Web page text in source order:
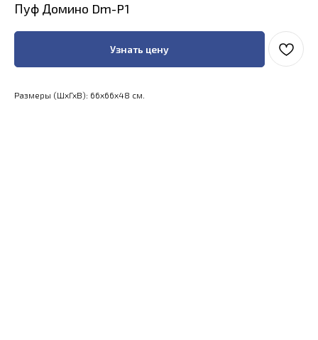
Пуф Домино Dm-P1
Узнать цену
Размеры (ШхГхВ): 66x66x48 см.